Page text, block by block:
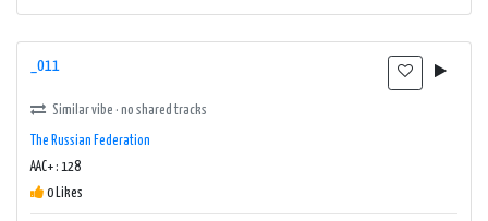
_011
Similar vibe · no shared tracks
The Russian Federation
AAC+ : 128
0 Likes